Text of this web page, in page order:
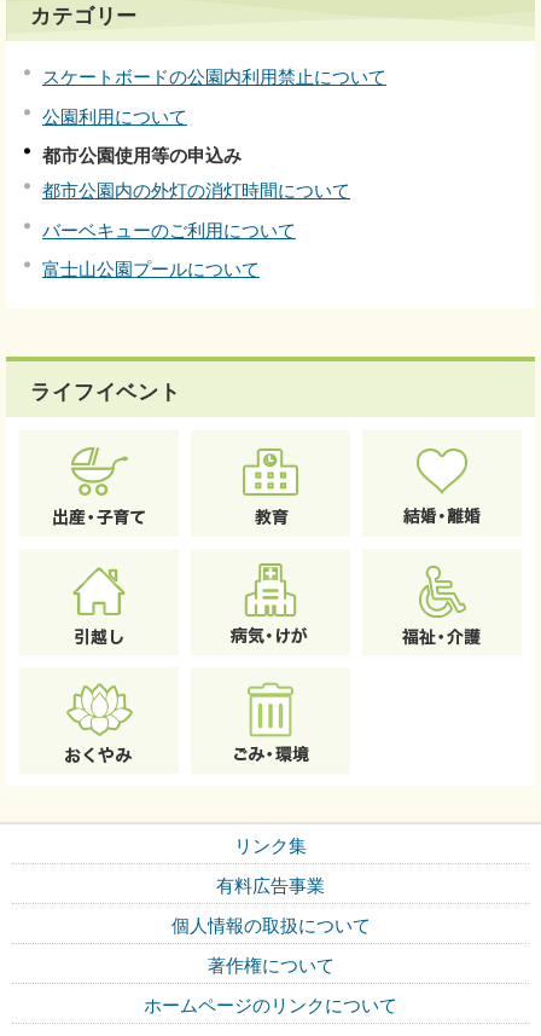
カテゴリー
スケートボードの公園内利用禁止について
公園利用について
都市公園使用等の申込み
都市公園内の外灯の消灯時間について
バーベキューのご利用について
富士山公園プールについて
ライフイベント
リンク集
有料広告事業
個人情報の取扱について
著作権について
ホームページのリンクについて